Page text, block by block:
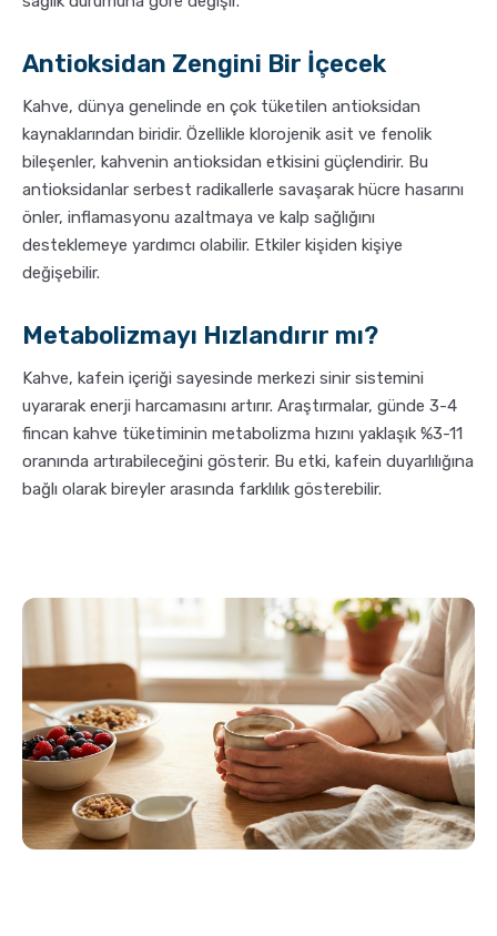
Antioksidan Zengini Bir İçecek
Kahve, dünya genelinde en çok tüketilen antioksidan
kaynaklarından biridir. Özellikle klorojenik asit ve fenolik
bileşenler, kahvenin antioksidan etkisini güçlendirir. Bu
antioksidanlar serbest radikallerle savaşarak hücre hasarını
önler, inflamasyonu azaltmaya ve kalp sağlığını
desteklemeye yardımcı olabilir. Etkiler kişiden kişiye
değişebilir.
Metabolizmayı Hızlandırır mı?
Kahve, kafein içeriği sayesinde merkezi sinir sistemini
uyararak enerji harcamasını artırır. Araştırmalar, günde 3-4
fincan kahve tüketiminin metabolizma hızını yaklaşık %3-11
oranında artırabileceğini gösterir. Bu etki, kafein duyarlılığına
bağlı olarak bireyler arasında farklılık gösterebilir.